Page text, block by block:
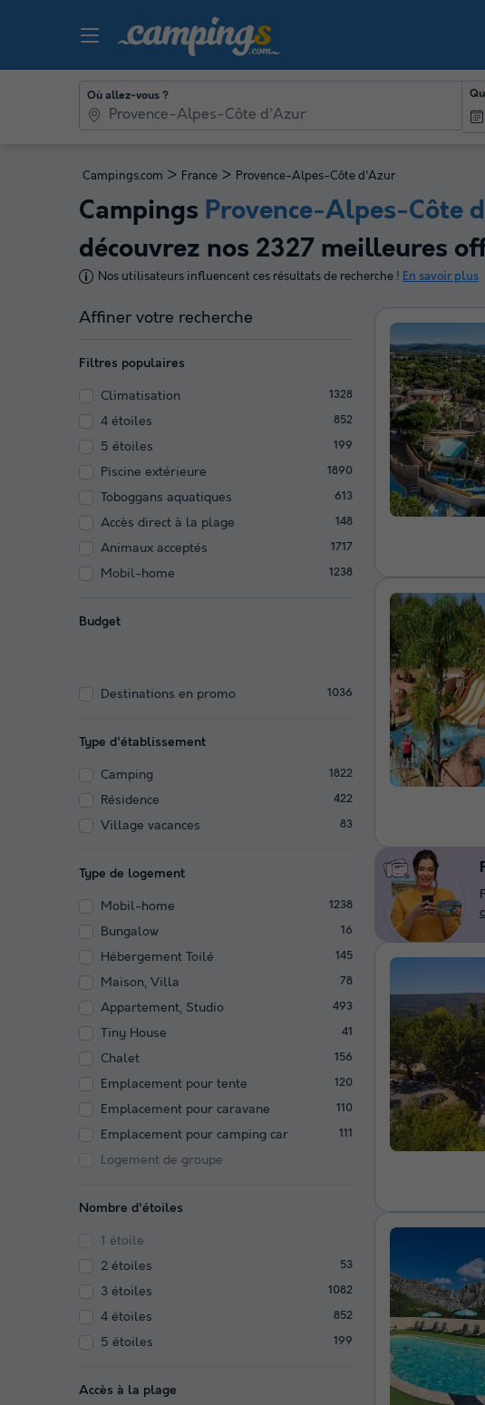
Où allez-vous ?
Campings.com > France > Provence-Alpes-Côte d'Azur
Campings Provence-Alpes-Côte
découvrez nos 2327 meilleures
Nos utilisateurs influencent ces résultats de recherche ! En savoir plus
Affiner votre recherche
Filtres populaires
Climatisation 1328
4 étoiles 852
5 étoiles 199
Piscine extérieure 1890
Toboggans aquatiques 613
Accès direct à la plage 148
Animaux acceptés 1717
Mobil-home 1238
Budget
Destinations en promo 1036
Type d'établissement
Camping 1822
Résidence 422
Village vacances 83
Type de logement
Mobil-home 1238
Bungalow 16
Hébergement Toilé 145
Maison, Villa 78
Appartement, Studio 493
Tiny House 41
Chalet 156
Emplacement pour tente 120
Emplacement pour caravane 110
Emplacement pour camping car 111
Logement de groupe
Nombre d'étoiles
1 étoile
2 étoiles
53
3 étoiles 1082
4 étoiles 852
5 étoiles 199
Accès à la plage